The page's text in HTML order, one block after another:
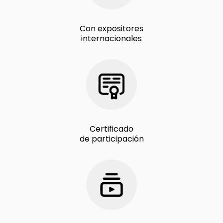
Con expositores
internacionales
Certificado
de participación